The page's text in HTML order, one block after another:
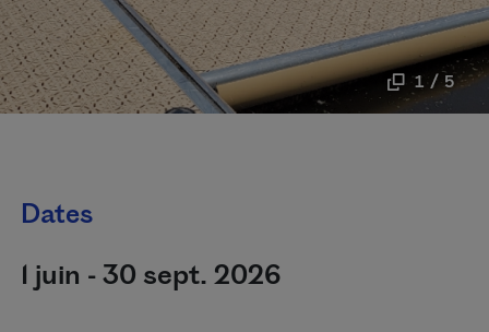
1 / 5
Dates
1 juin - 30 sept. 2026